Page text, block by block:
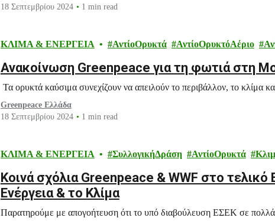
18 Σεπτεμβρίου 2024
1 min read
ΚΛΙΜΑ & ΕΝΕΡΓΕΙΑ ΑντίοΟρυκτά ΑντίοΟρυκτόΑέριο
Ανακοίνωση Greenpeace για τη φωτιά στη
Τα ορυκτά καύσιμα συνεχίζουν να απειλούν το περιβάλλον, το κλίμα
Greenpeace Ελλάδα
18 Σεπτεμβρίου 2024
1 min read
ΚΛΙΜΑ & ΕΝΕΡΓΕΙΑ ΣυλλογικήΔράση ΑντίοΟρυκτά
Κοινά σχόλια Greenpeace & WWF στο τελικό
Ενέργεια & το Κλίμα
Παρατηρούμε με απογοήτευση ότι το υπό διαβούλευση ΕΣΕΚ σε πολλά